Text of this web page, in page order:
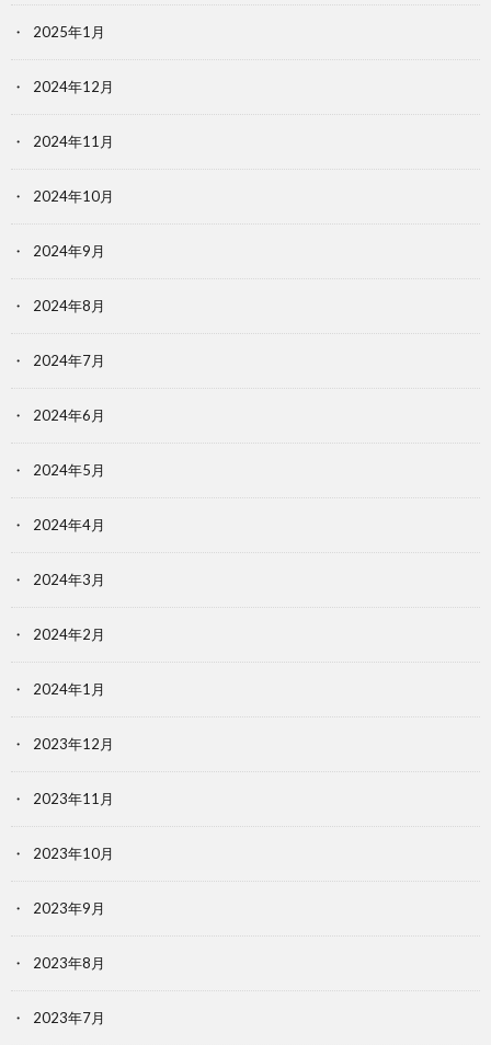
2025年1月
2024年12月
2024年11月
2024年10月
2024年9月
2024年8月
2024年7月
2024年6月
2024年5月
2024年4月
2024年3月
2024年2月
2024年1月
2023年12月
2023年11月
2023年10月
2023年9月
2023年8月
2023年7月